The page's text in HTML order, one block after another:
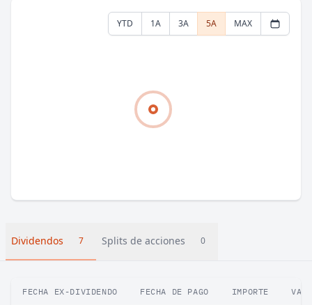
YTD 1A 3A 5A MAX
Dividendos 7 Splits de acciones 0
FECHA EX-DIVIDENDO FECHA DE PAGO IMPORTE